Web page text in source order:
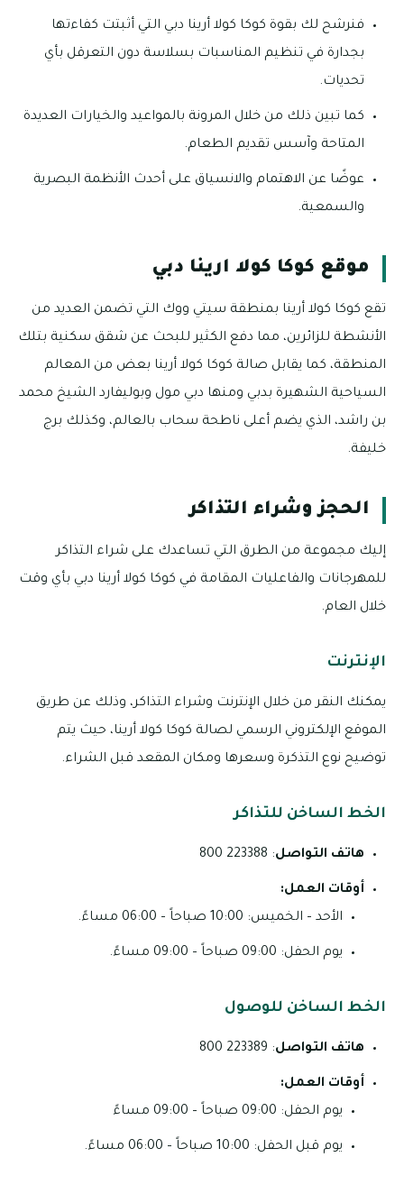
فنرشح لك بقوة كوكا كولا أرينا دبي التي أثبتت كفاءتها
بجدارة في تنظيم المناسبات بسلاسة دون التعرقل بأي
تحديات.
كما تبين ذلك من خلال المرونة بالمواعيد والخيارات العديدة
المتاحة وآسس تقديم الطعام.
عوضًا عن الاهتمام والانسياق على أحدث الأنظمة البصرية
والسمعية.
موقع كوكا كولا ارينا دبي
تقع كوكا كولا أرينا بمنطقة سيتي ووك التي تضمن العديد من
الأنشطة للزائرين، مما دفع الكثير للبحث عن شقق سكنية بتلك
المنطقة، كما يقابل صالة كوكا كولا أرينا بعض من المعالم
السياحية الشهيرة بدبي ومنها دبي مول وبوليفارد الشيخ محمد
بن راشد، الذي يضم أعلى ناطحة سحاب بالعالم، وكذلك برج
خليفة.
الحجز وشراء التذاكر
إليك مجموعة من الطرق التي تساعدك على شراء التذاكر
للمهرجانات والفاعليات المقامة في كوكا كولا أرينا دبي بأي وقت
خلال العام.
الإنترنت
يمكنك النقر من خلال الإنترنت وشراء التذاكر، وذلك عن طريق
الموقع الإلكتروني الرسمي لصالة كوكا كولا أرينا، حيث يتم
توضيح نوع التذكرة وسعرها ومكان المقعد قبل الشراء.
الخط الساخن للتذاكر
هاتف التواصل: 223388 800
أوقات العمل:
الأحد – الخميس: 10:00 صباحاً – 06:00 مساءً.
يوم الحفل: 09:00 صباحاً – 09:00 مساءً.
الخط الساخن للوصول
هاتف التواصل: 223389 800
أوقات العمل:
يوم الحفل: 09:00 صباحاً – 09:00 مساءً
يوم قبل الحفل: 10:00 صباحاً – 06:00 مساءً.